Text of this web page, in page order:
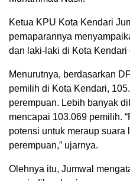
Ketua KPU Kota Kendari
pemaparannya
dan laki-laki di Kota
Menurutnya, berdasarkan
pemilih di Kota Kendari,
perempuan. Lebih banyak
mencapai 103.069 pemilih.
potensi untuk meraup
perempuan,” ujarnya.
Olehnya itu, Jumwal